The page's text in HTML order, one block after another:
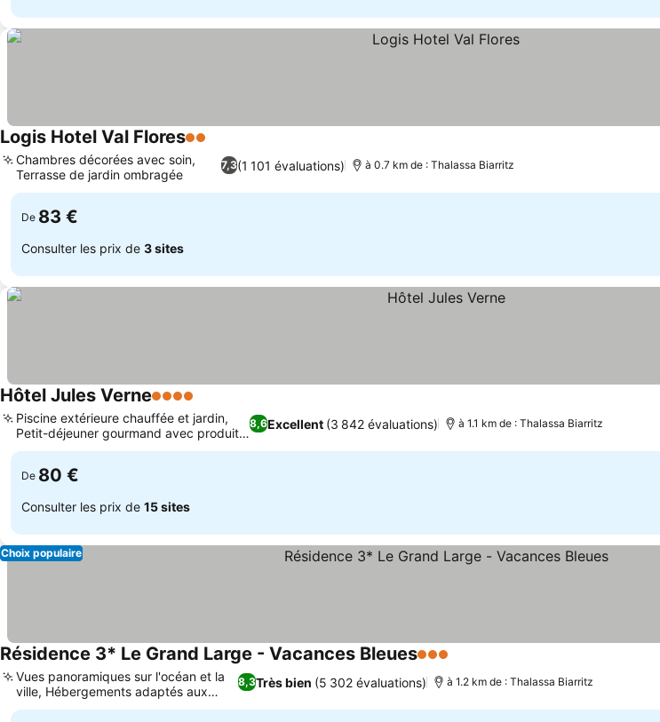
Logis Hotel Val Flores2 Étoiles
7,3(1 101 évaluations)
Chambres décorées avec soin,
Terrasse de jardin ombragée
à 0.7 km de : Thalassa Biarritz
De 83 €
Consulter les prix de 3 sites
Hôtel Jules Verne4 Étoiles
8,6Excellent (3 842 évaluations)
Piscine extérieure chauffée et jardin,
Petit-déjeuner gourmand avec produits
locaux
à 1.1 km de : Thalassa Biarritz
De 80 €
Consulter les prix de 15 sites
Choix populaire
Résidence 3* Le Grand Large - Vacances Bleues3 Étoiles
8,3Très bien (5 302 évaluations)
Vues panoramiques sur l'océan et la
ville, Hébergements adaptés aux
familles
à 1.2 km de : Thalassa Biarritz